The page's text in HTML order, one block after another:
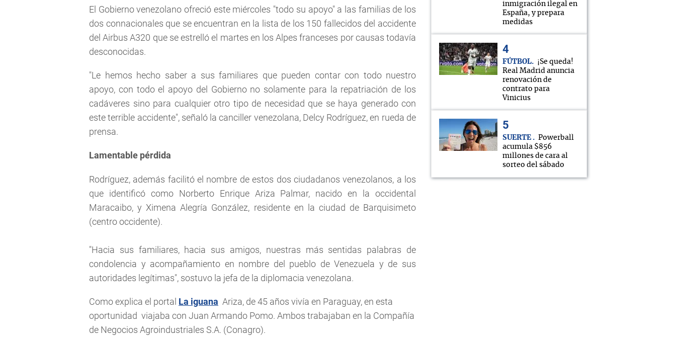
El Gobierno venezolano ofreció este miércoles "todo su apoyo" a las familias de los
dos connacionales que se encuentran en la lista de los 150 fallecidos del accidente
del Airbus A320 que se estrelló el martes en los Alpes franceses por causas todavía
desconocidas.
"Le hemos hecho saber a sus familiares que pueden contar con todo nuestro
apoyo, con todo el apoyo del Gobierno no solamente para la repatriación de los
cadáveres sino para cualquier otro tipo de necesidad que se haya generado con
este terrible accidente", señaló la canciller venezolana, Delcy Rodríguez, en rueda de
prensa.
Lamentable pérdida
Rodríguez, además facilitó el nombre de estos dos ciudadanos venezolanos, a los
que identificó como Norberto Enrique Ariza Palmar, nacido en la occidental
Maracaibo, y Ximena Alegría González, residente en la ciudad de Barquisimeto
(centro occidente).
"Hacia sus familiares, hacia sus amigos, nuestras más sentidas palabras de
condolencia y acompañamiento en nombre del pueblo de Venezuela y de sus
autoridades legítimas", sostuvo la jefa de la diplomacia venezolana.
Como explica el portal La iguana Ariza, de 45 años vivía en Paraguay, en esta
oportunidad viajaba con Juan Armando Pomo. Ambos trabajaban en la Compañía
de Negocios Agroindustriales S.A. (Conagro).
inmigración ilegal en
España, y prepara
medidas
FÚTBOL
¡Se queda!
Real Madrid anuncia
renovación de
contrato para
Vinicius
SUERTE
Powerball
acumula $856
millones de cara al
sorteo del sábado